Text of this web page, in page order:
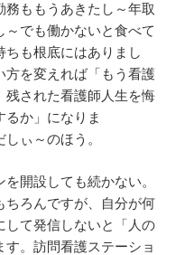
ももうあきたし～年取
～でも働かないと食べて
ちも根底にはありまし
方を変えれば「もう看護
残された看護師人生を悔
るか」になりま
ぃ～のほう。
開設しても続かない。
ちろんですが、自分が何
して発信しないと「人の
。訪問看護ステーショ